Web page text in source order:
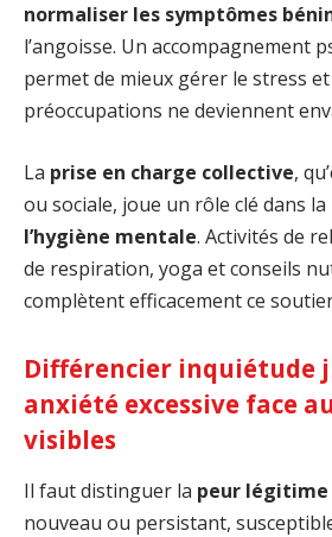
normaliser les symptômes
l’angoisse. Un accompagnement
permet de mieux gérer le stress et
préoccupations ne deviennent
La prise en charge collective,
ou sociale, joue un rôle clé dans la
l’hygiène mentale. Activités de
de respiration, yoga et conseils
complètent efficacement ce
Différencier inquiétude
anxiété excessive face
visibles
Il faut distinguer la peur légitime
nouveau ou persistant,